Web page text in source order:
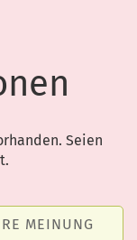
Seien
MEINUNG